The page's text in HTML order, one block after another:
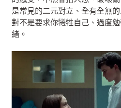
是常見的二元對立、全有全無
對不是要求你犧牲自己、過度
緒。